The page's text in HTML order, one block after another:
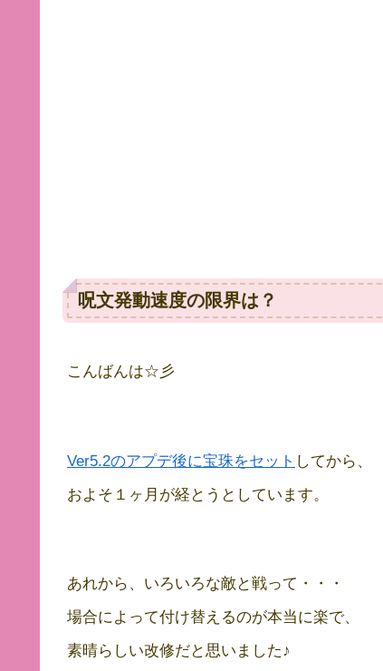
呪文発動速度の限界は？
こんばんは☆彡
Ver5.2のアプデ後に宝珠をセット してから、
およそ１ヶ月が経とうとしています。
あれから、いろいろな敵と戦って・・・
場合によって付け替えるのが本当に楽で、
素晴らしい改修だと思いました♪